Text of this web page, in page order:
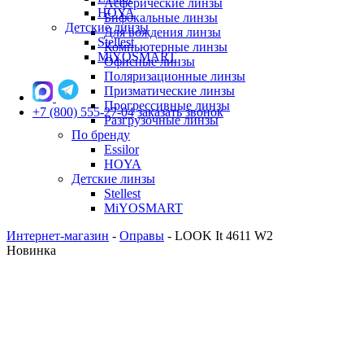
Асферические линзы
Бифокальные линзы
Для вождения линзы
Компьютерные линзы
Офисные линзы
Поляризационные линзы
Призматические линзы
Прогрессивные линзы
Разгрузочные линзы
По бренду
Essilor
HOYA
Детские линзы
Stellest
MiYOSMART
HOYA
Детские линзы
Stellest
MiYOSMART
+7 (800) 555-27-04 заказать звонок
Интернет-магазин - Оправы - LOOK It 4611 W2
Новинка